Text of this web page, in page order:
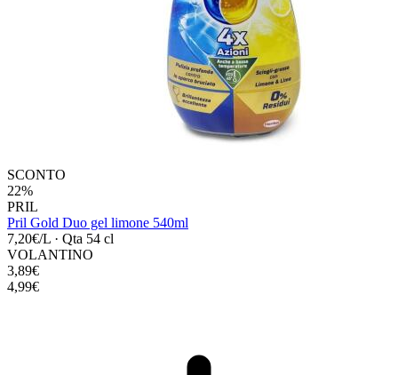
SCONTO
22%
PRIL
Pril Gold Duo gel limone 540ml
7,20€/L · Qta 54 cl
VOLANTINO
3,89€
4,99€